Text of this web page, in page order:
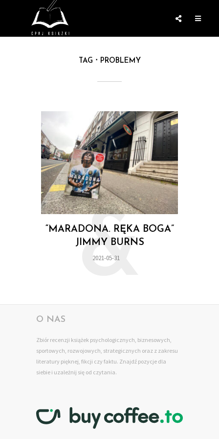
TAG PROBLEMY
“MARADONA. RĘKA BOGA”
JIMMY BURNS
2021-05-31
&
O NAS
Zbiór recenzji książek psychologicznych, biznesowych,
sportowych, rozwojowych, strategicznych oraz z zakresu
literatury pięknej, fikcji czy faktu. Znajdź pozycje dla
siebie i uzależnij się od czytania.